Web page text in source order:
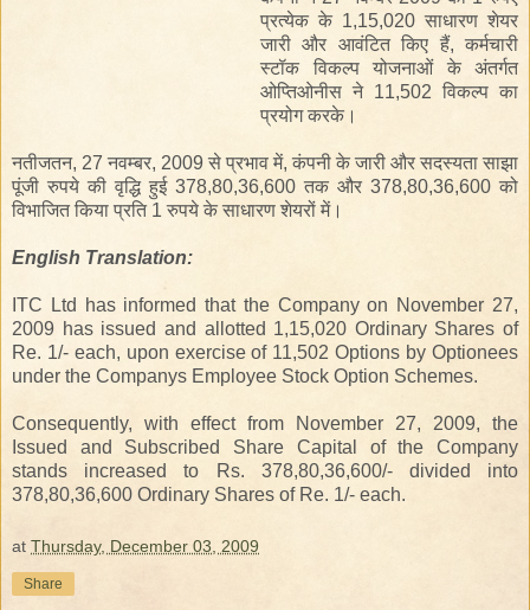
प्रत्येक के 1,15,020 साधारण शेयर
जारी और आवंटित किए हैं, कर्मचारी
स्टॉक विकल्प योजनाओं के अंतर्गत
ओप्तिओनीस ने 11,502 विकल्प का
प्रयोग करके।
नतीजतन, 27 नवम्बर, 2009 से प्रभाव में, कंपनी के जारी और सदस्यता साझा
पूंजी रुपये की वृद्धि हुई 378,80,36,600 तक और 378,80,36,600 को
विभाजित किया प्रति 1 रुपये के साधारण शेयरों में।
English Translation:
ITC Ltd has informed that the Company on November 27,
2009 has issued and allotted 1,15,020 Ordinary Shares of
Re. 1/- each, upon exercise of 11,502 Options by Optionees
under the Companys Employee Stock Option Schemes.
Consequently, with effect from November 27, 2009, the
Issued and Subscribed Share Capital of the Company
stands increased to Rs. 378,80,36,600/- divided into
378,80,36,600 Ordinary Shares of Re. 1/- each.
at Thursday, December 03, 2009
Share